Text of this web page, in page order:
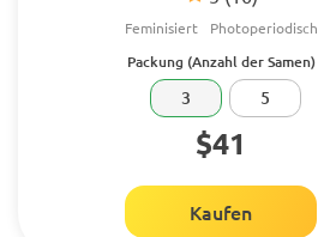
Feminisiert Photoperiodisch
Packung (Anzahl der Samen)
3 5
$41
Kaufen